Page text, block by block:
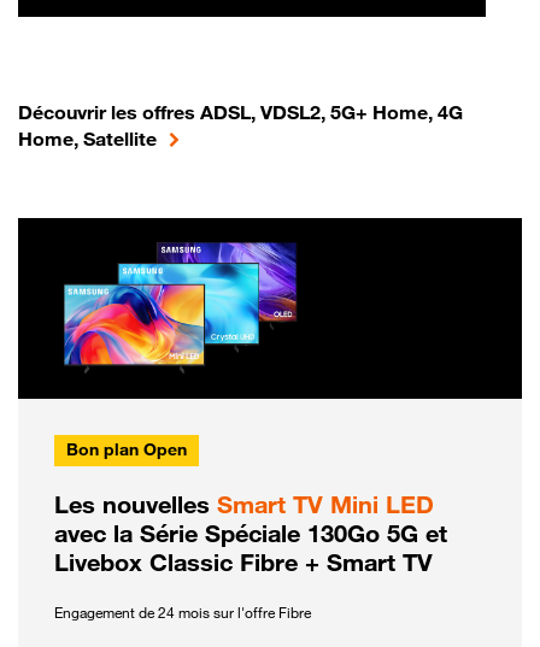
Découvrir les offres ADSL, VDSL2, 5G+ Home, 4G
Home, Satellite
Bon plan Open
Les nouvelles Smart TV Mini LED
avec la Série Spéciale 130Go 5G et
Livebox Classic Fibre + Smart TV
Engagement de 24 mois sur l'offre Fibre